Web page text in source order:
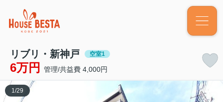
リブリ・新神戸 空室1
6万円 管理/共益費 4,000円
1 /29